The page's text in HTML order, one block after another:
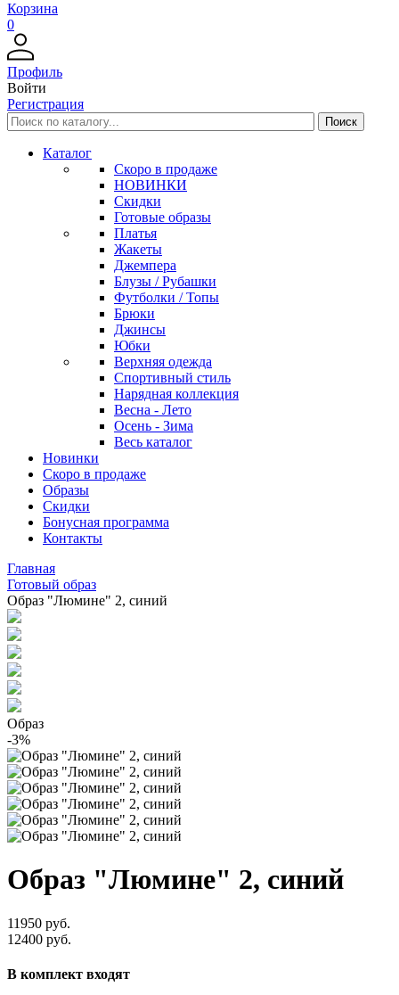
Корзина
0
Профиль
Войти
Регистрация
Каталог
Скоро в продаже
НОВИНКИ
Скидки
Готовые образы
Платья
Жакеты
Джемпера
Блузы / Рубашки
Футболки / Топы
Брюки
Джинсы
Юбки
Верхняя одежда
Спортивный стиль
Нарядная коллекция
Весна - Лето
Осень - Зима
Весь каталог
Новинки
Скоро в продаже
Образы
Скидки
Бонусная программа
Контакты
Главная
Готовый образ
Образ "Люмине" 2, синий
Образ
-3%
Образ "Люмине" 2, синий
11950 руб.
12400 руб.
В комплект входят